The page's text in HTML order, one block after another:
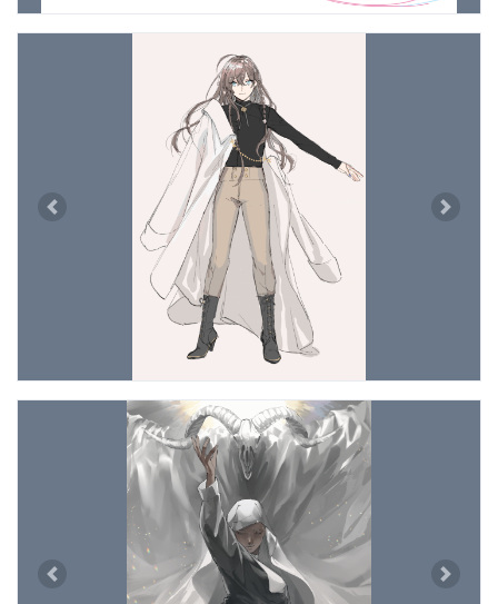
Previous Next
Previous Next